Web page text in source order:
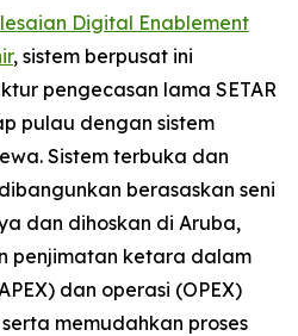
Digital Enablement
, sistem berpusat ini
pengecasan lama SETAR
pulau dengan sistem
Sistem terbuka dan
berasaskan seni
dan dihoskan di Aruba,
penjimatan ketara dalam
dan operasi (OPEX)
memudahkan proses